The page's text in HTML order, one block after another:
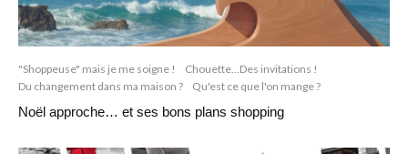
"Shoppeuse" mais je me soigne !
Chouette...Des invitations !
Du changement dans ma maison ?
Qu'est ce que l'on mange ?
Noël approche… et ses bons plans shopping